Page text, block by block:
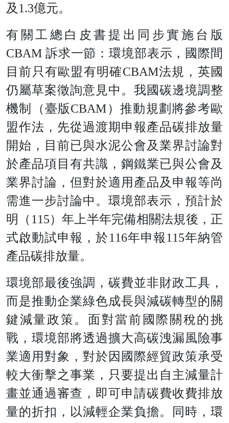
及1.3億元。
有關工總白皮書提出同步實施台版
CBAM 訴求一節：環境部表示，國際間
目前只有歐盟有明確CBAM法規，英國
仍屬草案徵詢意見中。我國碳邊境調整
機制（臺版CBAM）推動規劃將參考歐
盟作法，先從過渡期申報產品碳排放量
開始，目前已與水泥公會及業界討論對
於產品項目有共識，鋼鐵業已與公會及
業界討論，但對於適用產品及申報等尚
需進一步討論中。環境部表示，預計於
明（115）年上半年完備相關法規後，正
式啟動試申報，於116年申報115年納管
產品碳排放量。
環境部最後強調，碳費並非財政工具，
而是推動企業綠色成長與減碳轉型的關
鍵減量政策。面對當前國際關稅的挑
戰，環境部將透過擴大高碳洩漏風險事
業適用對象，對於因國際經貿政策承受
較大衝擊之事業，只要提出自主減量計
畫並通過審查，即可申請碳費收費排放
量的折扣，以減輕企業負擔。同時，環